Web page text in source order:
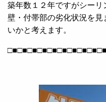
築年数１２年ですがシー
壁・付帯部の劣化状況を
いかと考えます。
□■□■□■□■□■□■□■□■□■□■